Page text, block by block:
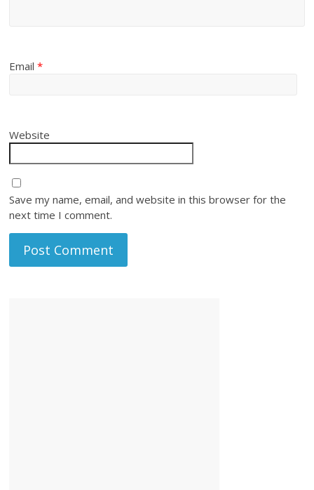
Email*
Website
Save my name, email, and website in this browser for the
next time I comment.